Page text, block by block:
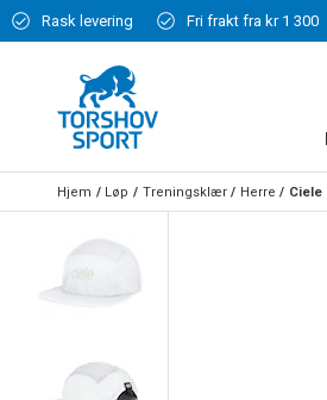
Rask levering Fri frakt fra kr 1 300
Hjem Løp Treningsklær Herre